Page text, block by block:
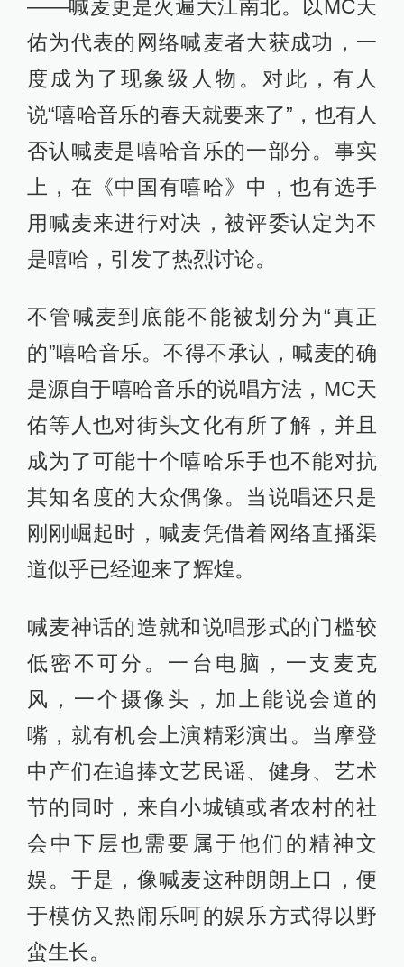
——喊麦更是火遍大江南北。以MC天
佑为代表的网络喊麦者大获成功，一
度成为了现象级人物。对此，有人
说“嘻哈音乐的春天就要来了”，也有人
否认喊麦是嘻哈音乐的一部分。事实
上，在《中国有嘻哈》中，也有选手
用喊麦来进行对决，被评委认定为不
是嘻哈，引发了热烈讨论。
不管喊麦到底能不能被划分为“真正
的”嘻哈音乐。不得不承认，喊麦的确
是源自于嘻哈音乐的说唱方法，MC天
佑等人也对街头文化有所了解，并且
成为了可能十个嘻哈乐手也不能对抗
其知名度的大众偶像。当说唱还只是
刚刚崛起时，喊麦凭借着网络直播渠
道似乎已经迎来了辉煌。
喊麦神话的造就和说唱形式的门槛较
低密不可分。一台电脑，一支麦克
风，一个摄像头，加上能说会道的
嘴，就有机会上演精彩演出。当摩登
中产们在追捧文艺民谣、健身、艺术
节的同时，来自小城镇或者农村的社
会中下层也需要属于他们的精神文
娱。于是，像喊麦这种朗朗上口，便
于模仿又热闹乐呵的娱乐方式得以野
蛮生长。